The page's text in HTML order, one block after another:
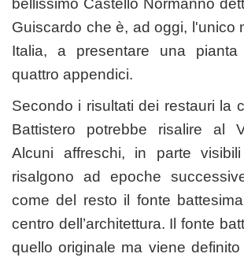
Guiscardo che è, ad oggi, l'unico
Italia, a presentare una pianta
quattro appendici.
Secondo i risultati dei restauri la
Battistero potrebbe risalire al
Alcuni affreschi, in parte
risalgono ad epoche
come del resto il fonte
centro dell’architettura. Il fonte
quello originale ma viene